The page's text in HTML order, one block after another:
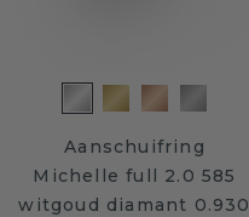
Aanschuifring
Michelle full 2.0 585
witgoud diamant 0.930